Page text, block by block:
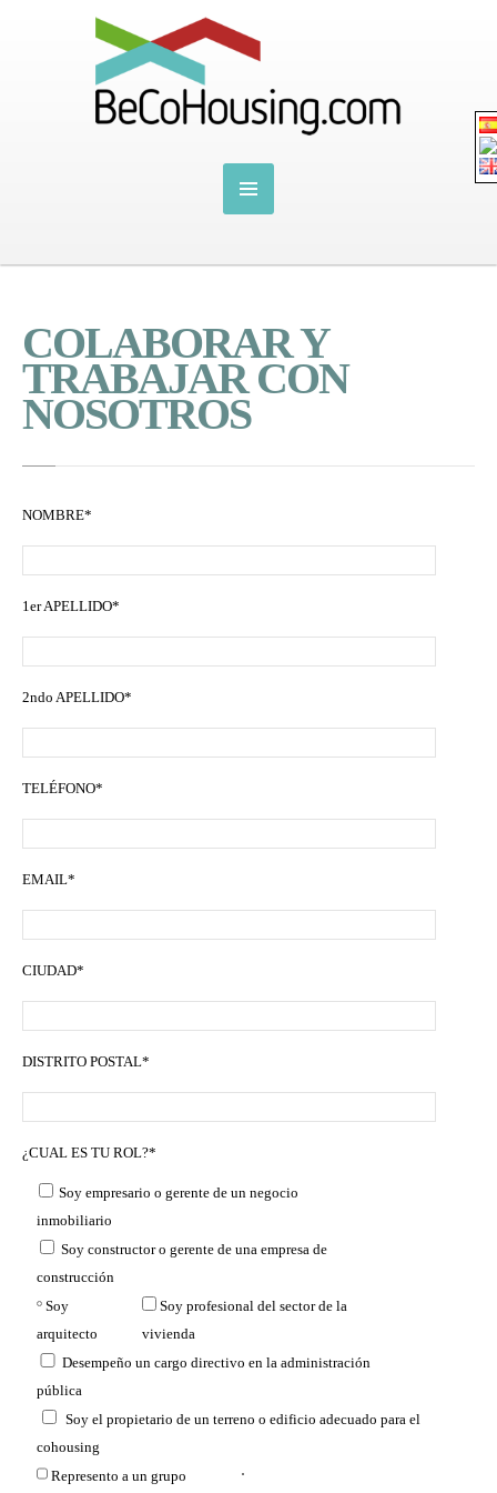
COLABORAR Y
TRABAJAR CON
NOSOTROS
NOMBRE*
1er APELLIDO*
2ndo APELLIDO*
TELÉFONO*
EMAIL*
CIUDAD*
DISTRITO POSTAL*
¿CUAL ES TU ROL?*
Soy empresario o gerente de un negocio
inmobiliario
Soy constructor o gerente de una empresa de
construcción
Soy
arquitecto
Soy profesional del sector de la
vivienda
Desempeño un cargo directivo en la administración
pública
Soy el propietario de un terreno o edificio adecuado para el
cohousing
Represento a un grupo